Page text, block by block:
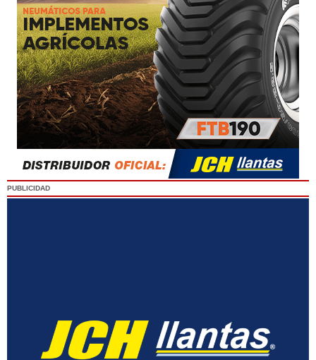
PUBLICIDAD